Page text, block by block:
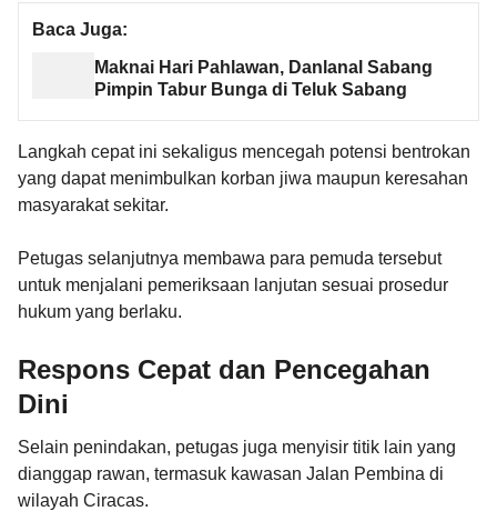
Baca Juga:
Maknai Hari Pahlawan, Danlanal Sabang
Pimpin Tabur Bunga di Teluk Sabang
Langkah cepat ini sekaligus mencegah potensi bentrokan
yang dapat menimbulkan korban jiwa maupun keresahan
masyarakat sekitar.
Petugas selanjutnya membawa para pemuda tersebut
untuk menjalani pemeriksaan lanjutan sesuai prosedur
hukum yang berlaku.
Respons Cepat dan Pencegahan
Dini
Selain penindakan, petugas juga menyisir titik lain yang
dianggap rawan, termasuk kawasan Jalan Pembina di
wilayah Ciracas.